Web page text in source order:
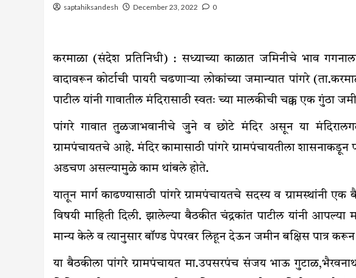
saptahiksandesh December 23, 2022 0
करमाळा (संदेश प्रतिनिधी) : सध्याच्या काळात जमिनीचे भाव
वादावरून कोर्टाची पायरी चढणाऱ्या लोकांच्या जमान्यात पांगरे
पाटील यांनी गावातील मंदिरासाठी स्वतः च्या मालकीची चक्क एक गुंठा
पांगरे गावात तुळजाभवानीचे जुने व छोटे मंदिर असून या
ग्रामपंचायतचे आहे. मंदिर कामासाठी पांगरे ग्रामपंचायतीला
अडचण असल्यामुळे काम थांबले होते.
यातून मार्ग काढण्यासाठी पांगरे ग्रामपंचायतचे सदस्य व ग्रामस्थांनी
विषयी माहिती दिली. झालेल्या बैठकीत चंद्रकांत पाटील यांनी
मान्य केले व त्यानुसार बॉण्ड पेपरवर लिहून देऊन जमीन बक्षिस पात्र करून
या बैठकीला पांगरे ग्रामपंचायत मा.उपसरपंच संजय भाऊ गुटाळ,भैरवनाथ